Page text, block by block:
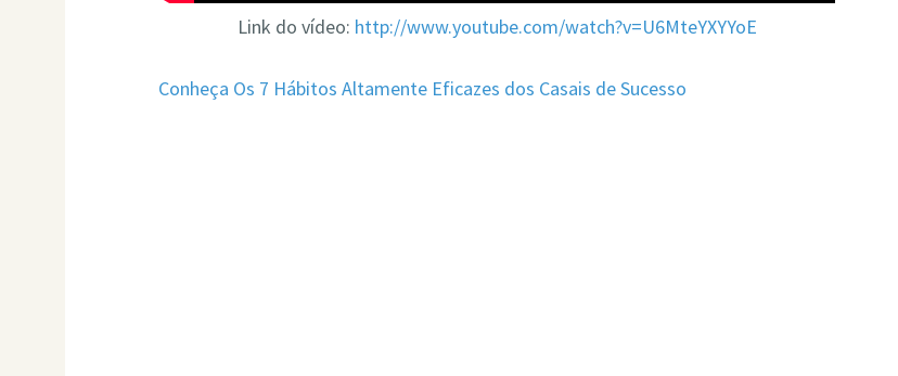
Link do vídeo: http://www.youtube.com/watch?v=U6MteYXYYoE
Conheça Os 7 Hábitos Altamente Eficazes dos Casais de Sucesso